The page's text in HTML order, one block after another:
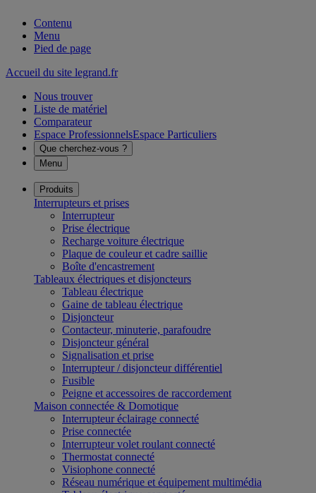
Contenu
Menu
Pied de page
Accueil du site legrand.fr
Nous trouver
Liste de matériel
Comparateur
Espace ProfessionnelsEspace Particuliers
Que cherchez-vous ?
Menu
Produits
Interrupteurs et prises
Interrupteur
Prise électrique
Recharge voiture électrique
Plaque de couleur et cadre saillie
Boîte d'encastrement
Tableaux électriques et disjoncteurs
Tableau électrique
Gaine de tableau électrique
Disjoncteur
Contacteur, minuterie, parafoudre
Disjoncteur général
Signalisation et prise
Interrupteur / disjoncteur différentiel
Fusible
Peigne et accessoires de raccordement
Maison connectée & Domotique
Interrupteur éclairage connecté
Prise connectée
Interrupteur volet roulant connecté
Thermostat connecté
Visiophone connecté
Réseau numérique et équipement multimédia